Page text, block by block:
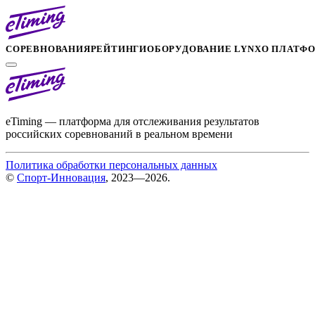
СОРЕВНОВАНИЯРЕЙТИНГИОБОРУДОВАНИЕ LYNXО
eTiming — платформа для отслеживания результатов
российских соревнований в реальном времени
Политика обработки персональных данных
© Спорт-Инновация, 2023—2026.